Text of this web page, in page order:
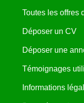
Toutes les offres
Déposer un CV
Déposer une
Témoignages
Informations